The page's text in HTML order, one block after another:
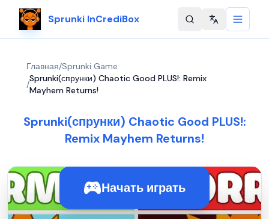
Sprunki InCrediBox Change
Главная/Sprunki Game
/
Sprunki(спрунки) Chaotic Good PLUS!: Remix
Mayhem Returns!
Sprunki(спрунки) Chaotic Good PLUS!:
Remix Mayhem Returns!
Начать играть